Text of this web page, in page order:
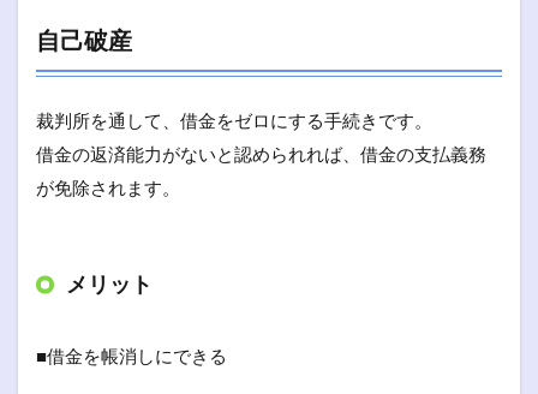
自己破産
裁判所を通して、借金をゼロにする手続きです。
借金の返済能力がないと認められれば、借金の支払義務
が免除されます。
メリット
■借金を帳消しにできる